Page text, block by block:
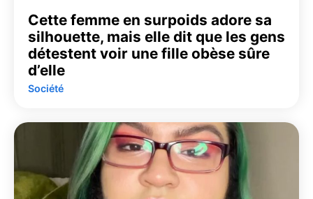
Cette femme en surpoids adore sa
silhouette, mais elle dit que les gens
détestent voir une fille obèse sûre
d’elle
Société